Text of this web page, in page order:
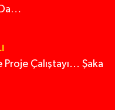
Da…
Çalıştayı... Şaka